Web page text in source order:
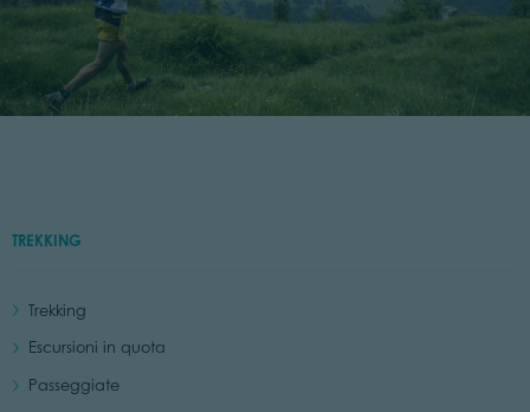
TREKKING
Trekking
Escursioni in quota
Passeggiate